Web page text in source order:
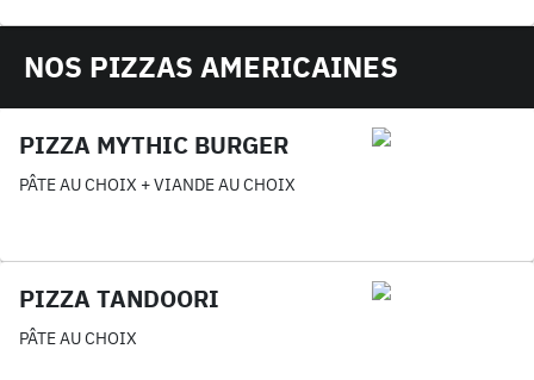
NOS PIZZAS AMERICAINES
PIZZA MYTHIC BURGER
PÂTE AU CHOIX + VIANDE AU CHOIX
PIZZA TANDOORI
PÂTE AU CHOIX